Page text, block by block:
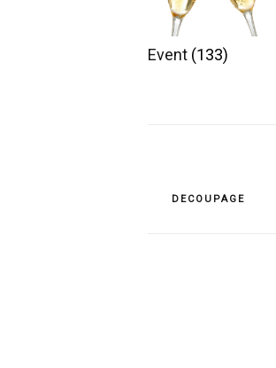
Event (133)
DECOUPAGE